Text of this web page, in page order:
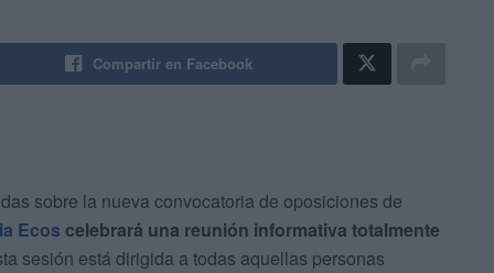
Compartir en Facebook
sobre la nueva convocatoria de oposiciones de
Ecos celebrará una reunión informativa totalmente
sesión está dirigida a todas aquellas personas